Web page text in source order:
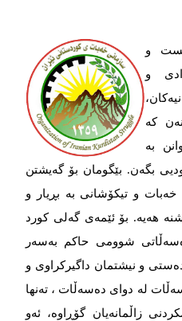
و
و
کە
بە
بگەن. بێگومان بۆ گەیشتن
خەبات و تیکۆشانی بە بڕیار و
هەیە. بۆ ئێمەی گەلی کورد
شوومی حاکم بەسەر
دەستی و نیشتمان داگیرکراوی و
لە دوای دەسەڵات ، تەنها
زاڵمانەیان گۆڕاوە، ئەو